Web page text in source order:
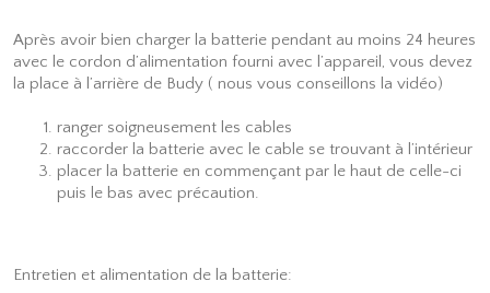
Après avoir bien charger la batterie pendant au moins 24 heures
avec le cordon d’alimentation fourni avec l’appareil, vous devez
la place à l’arrière de Budy ( nous vous conseillons la vidéo)
ranger soigneusement les cables
raccorder la batterie avec le cable se trouvant à l’intérieur
placer la batterie en commençant par le haut de celle-ci
puis le bas avec précaution.
Entretien et alimentation de la batterie: